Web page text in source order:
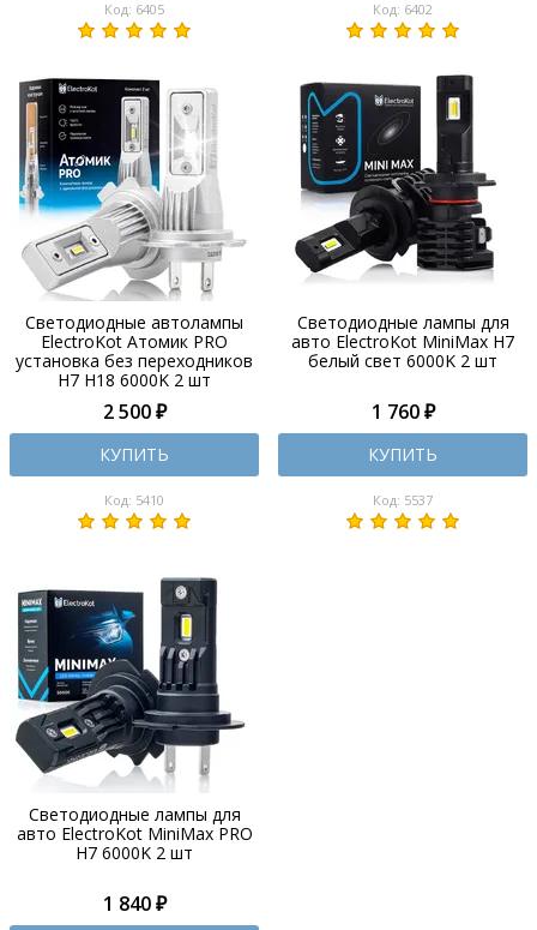
Код: 6405 Код: 6402
Светодиодные автолампы
ElectroKot Атомик PRO
установка без переходников
H7 H18 6000K 2 шт
2 500 ₽
КУПИТЬ
Код: 5410
Светодиодные лампы для
авто ElectroKot MiniMax H7
белый свет 6000K 2 шт
1 760 ₽
КУПИТЬ
Код: 5537
Светодиодные лампы для
авто ElectroKot MiniMax PRO
H7 6000K 2 шт
1 840 ₽